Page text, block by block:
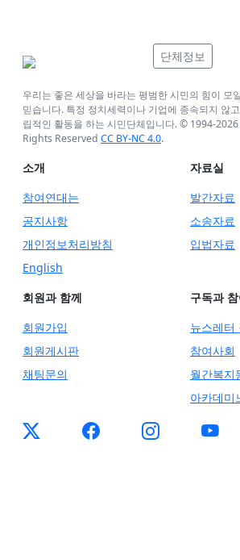
단체정보
우리는 좋은 세상을 바라는 평범한 시민의 힘이 모
믿습니다. 특정 정치세력이나 기업에 종속되지 않
립적인 활동을 하는 시민단체입니다. © 1994-2026
Rights Reserved CC BY-NC 4.0.
소개
참여연대는
공지사항
개인정보처리방침
English
자료실
발간자료
소송자료
입법자료
회원과 함께
회원가입
회원게시판
채팅문의
구독과
뉴스레터
참여사회
월간복지
아카데미